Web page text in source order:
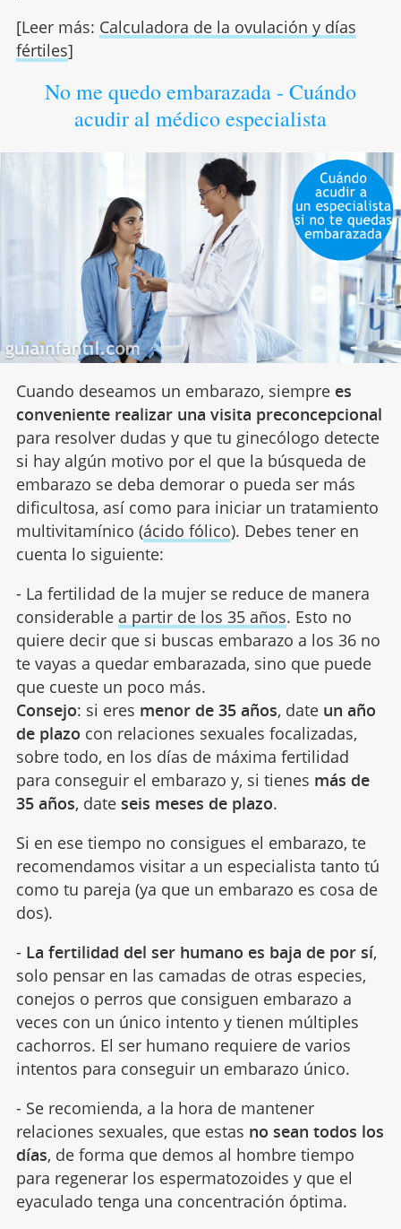
[Leer más: Calculadora de la ovulación y días
fértiles]
No me quedo embarazada - Cuándo
acudir al médico especialista
Cuando deseamos un embarazo, siempre es
conveniente realizar una visita preconcepcional
para resolver dudas y que tu ginecólogo detecte
si hay algún motivo por el que la búsqueda de
embarazo se deba demorar o pueda ser más
dificultosa, así como para iniciar un tratamiento
multivitamínico (ácido fólico). Debes tener en
cuenta lo siguiente:
- La fertilidad de la mujer se reduce de manera
considerable a partir de los 35 años. Esto no
quiere decir que si buscas embarazo a los 36 no
te vayas a quedar embarazada, sino que puede
que cueste un poco más.
Consejo: si eres menor de 35 años, date un año
de plazo con relaciones sexuales focalizadas,
sobre todo, en los días de máxima fertilidad
para conseguir el embarazo y, si tienes más de
35 años, date seis meses de plazo.
Si en ese tiempo no consigues el embarazo, te
recomendamos visitar a un especialista tanto tú
como tu pareja (ya que un embarazo es cosa de
dos).
- La fertilidad del ser humano es baja de por sí,
solo pensar en las camadas de otras especies,
conejos o perros que consiguen embarazo a
veces con un único intento y tienen múltiples
cachorros. El ser humano requiere de varios
intentos para conseguir un embarazo único.
- Se recomienda, a la hora de mantener
relaciones sexuales, que estas no sean todos los
días, de forma que demos al hombre tiempo
para regenerar los espermatozoides y que el
eyaculado tenga una concentración óptima.